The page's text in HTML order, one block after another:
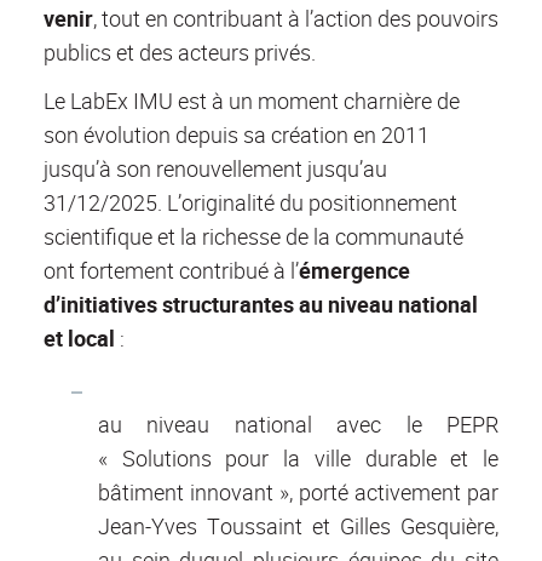
venir, tout en contribuant à l’action des pouvoirs
publics et des acteurs privés.
Le LabEx IMU est à un moment charnière de
son évolution depuis sa création en 2011
jusqu’à son renouvellement jusqu’au
31/12/2025. L’originalité du positionnement
scientifique et la richesse de la communauté
ont fortement contribué à l’émergence
d’initiatives structurantes au niveau national
et local :
au niveau national avec le PEPR
« Solutions pour la ville durable et le
bâtiment innovant », porté activement par
Jean-Yves Toussaint et Gilles Gesquière,